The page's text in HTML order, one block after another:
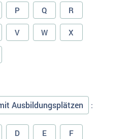
P Q R
V W X
Ausbildungsplätzen :
D E F